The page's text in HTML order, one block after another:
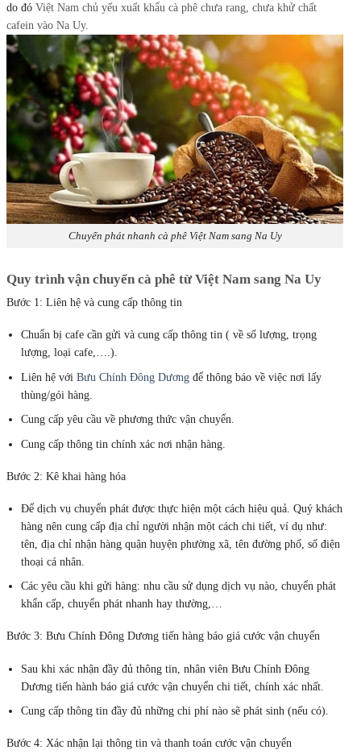
do đó Việt Nam chủ yếu xuất khẩu cà phê chưa rang, chưa khử chất
cafein vào Na Uy.
Chuyển phát nhanh cà phê Việt Nam sang Na Uy
Quy trình vận chuyển cà phê từ Việt Nam sang Na Uy
Bước 1: Liên hệ và cung cấp thông tin
Chuẩn bị cafe cần gửi và cung cấp thông tin ( về số lượng, trọng
lượng, loại cafe,….).
Liên hệ vớiBưu Chính Đông Dương để thông báo về việc nơi lấy
thùng/gói hàng.
Cung cấp yêu cầu về phương thức vận chuyển.
Cung cấp thông tin chính xác nơi nhận hàng.
Bước 2: Kê khai hàng hóa
Để dịch vụ chuyển phát được thực hiện một cách hiệu quả. Quý khách
hàng nên cung cấp địa chỉ người nhận một cách chi tiết, ví dụ như:
tên, địa chỉ nhận hàng quận huyện phường xã, tên đường phố, số điện
thoại cá nhân.
Các yêu cầu khi gửi hàng: nhu cầu sử dụng dịch vụ nào, chuyển phát
khẩn cấp, chuyển phát nhanh hay thường,…
Bước 3: Bưu Chính Đông Dương tiến hàng báo giá cước vận chuyển
Sau khi xác nhận đầy đủ thông tin, nhân viên Bưu Chính Đông
Dương tiến hành báo giá cước vận chuyển chi tiết, chính xác nhất.
Cung cấp thông tin đầy đủ những chi phí nào sẽ phát sinh (nếu có).
Bước 4: Xác nhận lại thông tin và thanh toán cước vận chuyển